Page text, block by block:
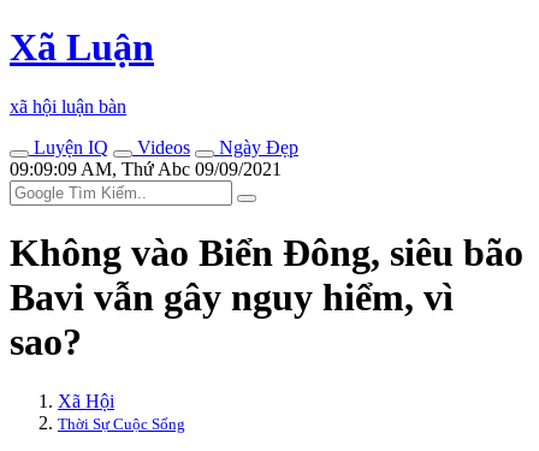
Xã Luận
xã hội luận bàn
Luyện IQ
Videos
Ngày Đẹp
09:09:09 AM, Thứ Abc 09/09/2021
Không vào Biển Đông, siêu bão
Bavi vẫn gây nguy hiểm, vì
sao?
Xã Hội
Thời Sự Cuộc Sống